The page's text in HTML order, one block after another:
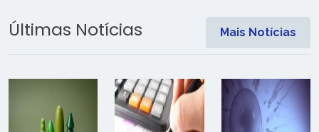
Últimas Notícias Mais Notícias